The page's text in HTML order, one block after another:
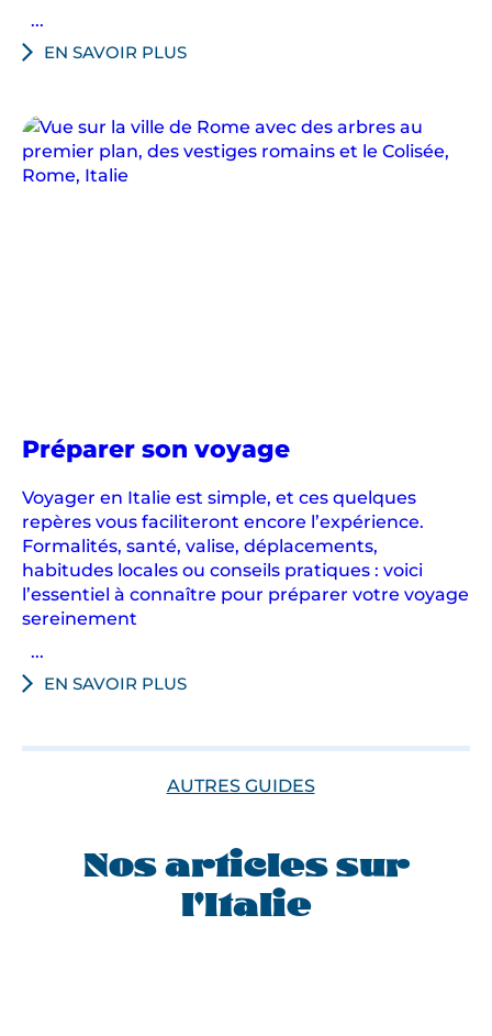
...
EN SAVOIR PLUS
Préparer son voyageen
Voyager en Italie est simple, et ces quelques
repères vous faciliteront encore l’expérience.
Formalités, santé, valise, déplacements,
habitudes locales ou conseils pratiques : voici
l’essentiel à connaître pour préparer votre voyage
sereinement
...
EN SAVOIR PLUS
AUTRES GUIDES
Nos articles sur
l'Italie